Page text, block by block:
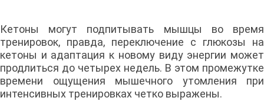
Кетоны могут подпитывать мышцы во время
тренировок, правда, переключение с глюкозы на
кетоны и адаптация к новому виду энергии может
продлиться до четырех недель. В этом промежутке
времени ощущения мышечного утомления при
интенсивных тренировках четко выражены.